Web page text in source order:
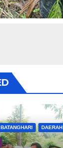
BATANGHARI DAERAH